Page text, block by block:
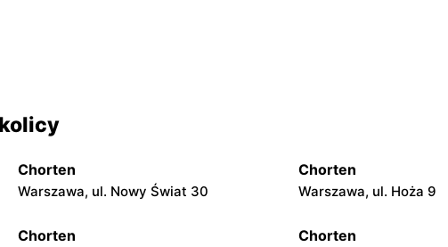
Chorten
Warszawa, ul. Nowy Świat 30
Chorten
Warszawa, ul. Hoża 9
Chorten Chorten